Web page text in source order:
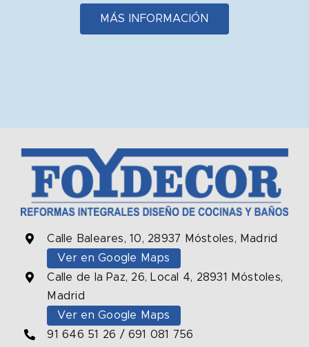
MÁS INFORMACIÓN
Calle Baleares, 10, 28937 Móstoles, Madrid
Ver en Google Maps
Calle de la Paz, 26, Local 4, 28931 Móstoles,
Madrid
Ver en Google Maps
91 646 51 26 / 691 081 756